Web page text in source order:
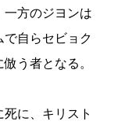
一方のジヨンは
自らセビョク
う者となる。
に、キリスト